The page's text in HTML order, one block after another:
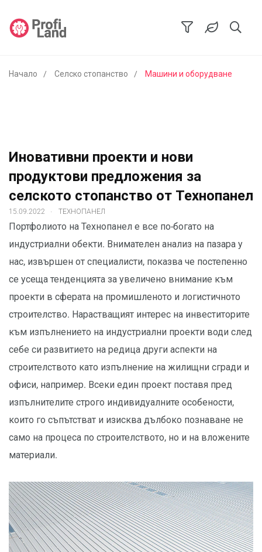
Начало Селско стопанство Машини и оборудване
Иновативни проекти и нови
продуктови предложения за
селското стопанство от Технопанел
15.09.2022 . ТЕХНОПАНЕЛ
Портфолиото на Технопанел е все по-богато на
индустриални обекти. Внимателен анализ на пазара у
нас, извършен от специалисти, показва че постепенно
се усеща тенденцията за увеличено внимание към
проекти в сферата на промишленото и логистичното
строителство. Нарастващият интерес на инвеститорите
към изпълнението на индустриални проекти води след
себе си развитието на редица други аспекти на
строителството като изпълнение на жилищни сгради и
офиси, например. Всеки един проект поставя пред
изпълнителите строго индивидуалните особености,
които го съпътстват и изисква дълбоко познаване не
само на процеса по строителството, но и на вложените
материали.